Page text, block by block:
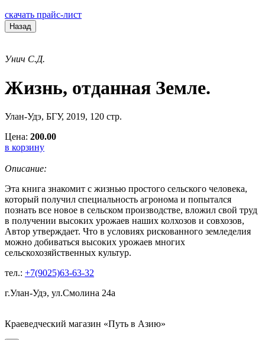
скачать прайс-лист
Назад
Унич С.Д.
Жизнь, отданная Земле.
Улан-Удэ, БГУ, 2019, 120 стр.
Цена: 200.00
в корзину
Описание:
Эта книга знакомит с жизнью простого сельского человека,
который получил специальность агронома и попытался
познать все новое в сельском производстве, вложил свой труд
в получении высоких урожаев наших колхозов и совхозов,
Автор утверждает. Что в условиях рискованного земледелия
можно добиваться высоких урожаев многих
сельскохозяйственных культур.
тел.: +7(9025)63-63-32
г.Улан-Удэ, ул.Смолина 24а
Краеведческий магазин «Путь в Азию»